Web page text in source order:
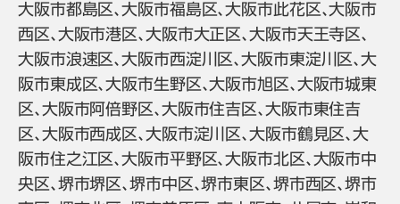
大阪市都島区、大阪市福島区、大阪市此花区、大阪市
西区、大阪市港区、大阪市大正区、大阪市天王寺区、
大阪市浪速区、大阪市西淀川区、大阪市東淀川区、大
阪市東成区、大阪市生野区、大阪市旭区、大阪市城東
区、大阪市阿倍野区、大阪市住吉区、大阪市東住吉
区、大阪市西成区、大阪市淀川区、大阪市鶴見区、大
阪市住之江区、大阪市平野区、大阪市北区、大阪市中
央区、堺市堺区、堺市中区、堺市東区、堺市西区、堺市